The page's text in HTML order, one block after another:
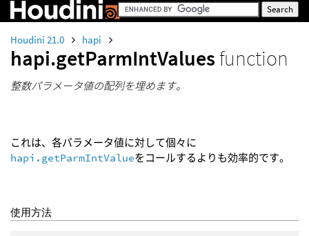
Houdini 21.0 hapi
hapi.getParmIntValues function
整数パラメータ値の配列を埋めます。
これは、各パラメータ値に対して個々に
hapi.getParmIntValueをコールするよりも効率的です。
使用方法